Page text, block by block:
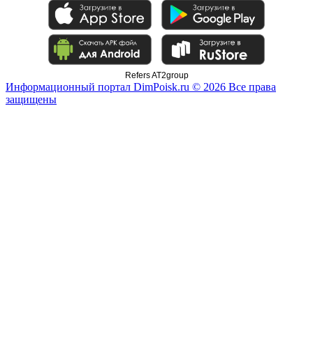
Refers AT2group
Информационный портал DimPoisk.ru © 2026 Все права
защищены